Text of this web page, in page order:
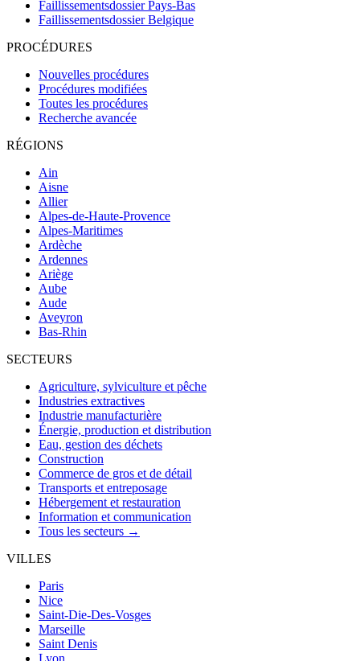
Faillissementsdossier Pays-Bas
Faillissementsdossier Belgique
PROCÉDURES
Nouvelles procédures
Procédures modifiées
Toutes les procédures
Recherche avancée
RÉGIONS
Ain
Aisne
Allier
Alpes-de-Haute-Provence
Alpes-Maritimes
Ardèche
Ardennes
Ariège
Aube
Aude
Aveyron
Bas-Rhin
SECTEURS
Agriculture, sylviculture et pêche
Industries extractives
Industrie manufacturière
Énergie, production et distribution
Eau, gestion des déchets
Construction
Commerce de gros et de détail
Transports et entreposage
Hébergement et restauration
Information et communication
Tous les secteurs →
VILLES
Paris
Nice
Saint-Die-Des-Vosges
Marseille
Saint Denis
Lyon